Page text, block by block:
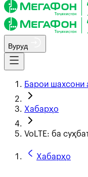
Вуруд
Барои шахсони
Хабарҳо
VoLTE: ба
Хабарҳо